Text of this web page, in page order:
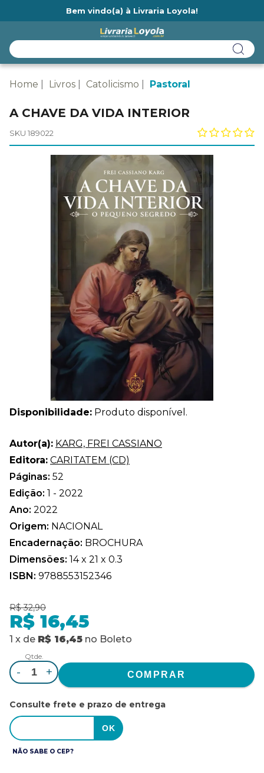
Bem vindo(a) à Livraria Loyola!
Home Livros Catolicismo Pastoral
A CHAVE DA VIDA INTERIOR
SKU 189022
Disponibilidade: Produto disponível.
Autor(a): KARG, FREI CASSIANO
Editora: CARITATEM (CD)
Páginas: 52
Edição: 1 - 2022
Ano: 2022
Origem: NACIONAL
Encadernação: BROCHURA
Dimensões: 14 x 21 x 0.3
ISBN: 9788553152346
R$ 32,90
R$ 16,45
1 x de R$ 16,45 no Boleto
Qtde.
- +
Consulte frete e prazo de entrega
NÃO SABE O CEP?